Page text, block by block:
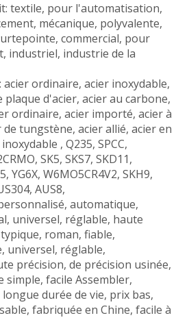
textile, pour l'automatisation,
mécanique, polyvalente,
commercial, pour
industriel, industrie de la
ordinaire, acier inoxydable,
d'acier, acier au carbone,
ordinaire, acier importé, acier à
tungstène, acier allié, acier en
, Q235, SPCC,
SK5, SKS7, SKD11,
YG6X, W6MO5CR4V2, SKH9,
AUS8,
automatique,
universel, réglable, haute
roman, fiable,
universel, réglable,
précision, de précision usinée,
facile Assembler,
durée de vie, prix bas,
fabriquée en Chine, facile à